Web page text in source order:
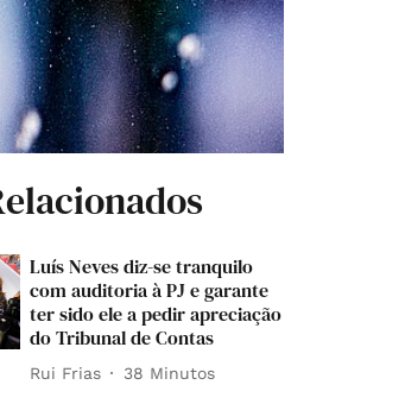
Luís Neves diz-se tranquilo
com auditoria à PJ e garante
ter sido ele a pedir apreciação
do Tribunal de Contas
Rui Frias 38 Minutos